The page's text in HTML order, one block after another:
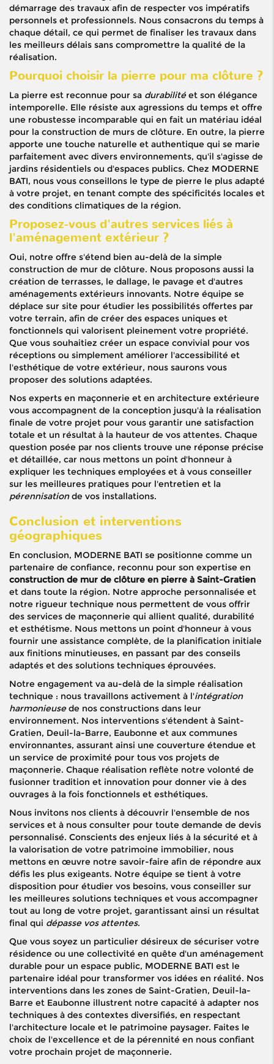
démarrage des travaux afin de respecter vos impératifs
personnels et professionnels. Nous consacrons du temps à
chaque détail, ce qui permet de finaliser les travaux dans
les meilleurs délais sans compromettre la qualité de la
réalisation.
Pourquoi choisir la pierre pour ma clôture ?
La pierre est reconnue pour sa durabilitéet son élégance
intemporelle. Elle résiste aux agressions du temps et offre
une robustesse incomparable qui en fait un matériau idéal
pour la construction de murs de clôture. En outre, la pierre
apporte une touche naturelle et authentique qui se marie
parfaitement avec divers environnements, qu'il s'agisse de
jardins résidentiels ou d'espaces publics. Chez MODERNE
BATI, nous vous conseillons le type de pierre le plus adapté
à votre projet, en tenant compte des spécificités locales et
des conditions climatiques de la région.
Proposez-vous d'autres services liés à
l'aménagement extérieur ?
Oui, notre offre s'étend bien au-delà de la simple
construction de mur de clôture. Nous proposons aussi la
création de terrasses, le dallage, le pavage et d'autres
aménagements extérieurs innovants. Notre équipe se
déplace sur site pour étudier les possibilités offertes par
votre terrain, afin de créer des espaces uniques et
fonctionnels qui valorisent pleinement votre propriété.
Que vous souhaitiez créer un espace convivial pour vos
réceptions ou simplement améliorer l'accessibilité et
l'esthétique de votre extérieur, nous saurons vous
proposer des solutions adaptées.
Nos experts en maçonnerie et en architecture extérieure
vous accompagnent de la conception jusqu'à la réalisation
finale de votre projet pour vous garantir une satisfaction
totale et un résultat à la hauteur de vos attentes. Chaque
question posée par nos clients trouve une réponse précise
et détaillée, car nous mettons un point d'honneur à
expliquer les techniques employées et à vous conseiller
sur les meilleures pratiques pour l'entretien et la
pérennisationde vos installations.
Conclusion et interventions
géographiques
En conclusion, MODERNE BATI se positionne comme un
partenaire de confiance, reconnu pour son expertise en
construction de mur de clôture en pierre à Saint-Gratien
et dans toute la région. Notre approche personnalisée et
notre rigueur technique nous permettent de vous offrir
des services de maçonnerie qui allient qualité, durabilité
et esthétisme. Nous mettons un point d'honneur à vous
fournir une assistance complète, de la planification initiale
aux finitions minutieuses, en passant par des conseils
adaptés et des solutions techniques éprouvées.
Notre engagement va au-delà de la simple réalisation
technique : nous travaillons activement à l'intégration
harmonieusede nos constructions dans leur
environnement. Nos interventions s'étendent à Saint-
Gratien, Deuil-la-Barre, Eaubonne et aux communes
environnantes, assurant ainsi une couverture étendue et
un service de proximité pour tous vos projets de
maçonnerie. Chaque réalisation reflète notre volonté de
fusionner tradition et innovation pour donner vie à des
ouvrages à la fois fonctionnels et esthétiques.
Nous invitons nos clients à découvrir l'ensemble de nos
services et à nous consulter pour toute demande de devis
personnalisé. Conscients des enjeux liés à la sécurité et à
la valorisation de votre patrimoine immobilier, nous
mettons en œuvre notre savoir-faire afin de répondre aux
défis les plus exigeants. Notre équipe se tient à votre
disposition pour étudier vos besoins, vous conseiller sur
les meilleures solutions techniques et vous accompagner
tout au long de votre projet, garantissant ainsi un résultat
final qui dépasse vos attentes.
Que vous soyez un particulier désireux de sécuriser votre
résidence ou une collectivité en quête d'un aménagement
durable pour un espace public, MODERNE BATI est le
partenaire idéal pour transformer vos idées en réalité. Nos
interventions dans les zones de Saint-Gratien, Deuil-la-
Barre et Eaubonne illustrent notre capacité à adapter nos
techniques à des contextes diversifiés, en respectant
l'architecture locale et le patrimoine paysager. Faites le
choix de l'excellence et de la pérennité en nous confiant
votre prochain projet de maçonnerie.